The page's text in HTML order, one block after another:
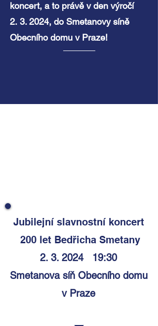
koncert, a to právě v den výročí
2. 3. 2024, do Smetanovy síně
Obecního domu v Praze!
Jubilejní slavnostní koncert
200 let Bedřicha Smetany
2. 3. 2024 19:30
Smetanova síň Obecního domu
v Praze